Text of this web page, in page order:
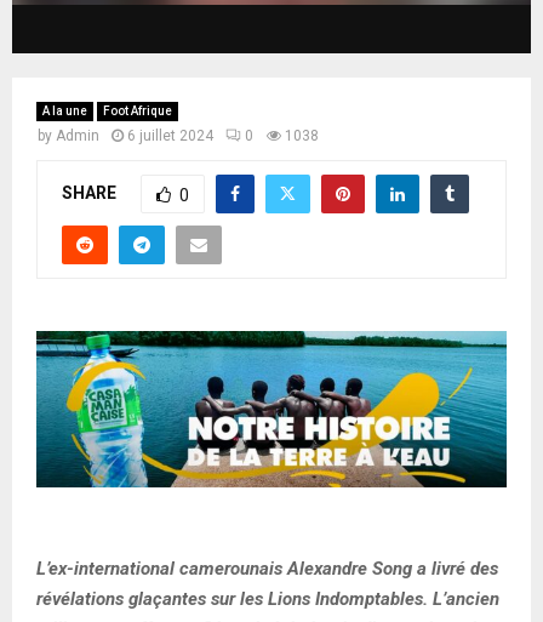
A la une Foot Afrique
by Admin 6 juillet 2024 0 1038
SHARE 0
L’ex-international camerounais Alexandre Song a livré des
révélations glaçantes sur les Lions Indomptables. L’ancien